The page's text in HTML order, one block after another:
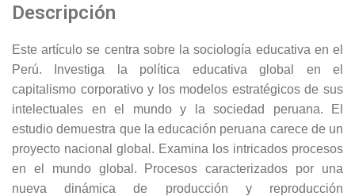
Descripción
Este artículo se centra sobre la sociología educativa en el
Perú. Investiga la política educativa global en el
capitalismo corporativo y los modelos estratégicos de sus
intelectuales en el mundo y la sociedad peruana. El
estudio demuestra que la educación peruana carece de un
proyecto nacional global. Examina los intricados procesos
en el mundo global. Procesos caracterizados por una
nueva dinámica de producción y reproducción